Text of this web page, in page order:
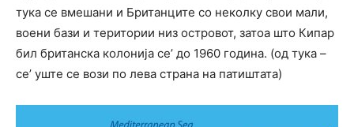
тука се вмешани и Британците со неколку свои мали,
воени бази и територии низ островот, затоа што Кипар
бил британска колонија се’ до 1960 година. (од тука –
се’ уште се вози по лева страна на патиштата)